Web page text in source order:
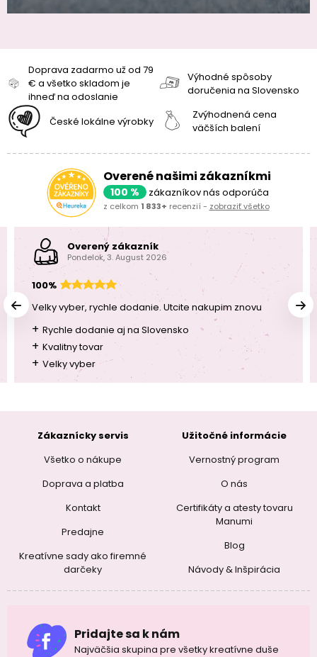
Doprava zadarmo už od 79
€ a všetko skladom je
ihneď na odoslanie
Výhodné spôsoby
doručenia na Slovensko
České lokálne výrobky
Zvýhodnená cena
väčších balení
Overené našimi zákazníkmi
100 % zákazníkov nás odporúča
z celkom 1 833+ recenzií - zobraziť všetko
Overený zákazník
Pondelok, 3. August 2026
100%
Velky vyber, rychle dodanie. Utcite nakupim znovu
+ Rychle dodanie aj na Slovensko
+ Kvalitny tovar
+ Velky vyber
Zákaznícky servis
Všetko o nákupe
Doprava a platba
Kontakt
Predajne
Kreatívne sady ako firemné
darčeky
Užitočné informácie
Vernostný program
O nás
Certifikáty a atesty tovaru
Manumi
Blog
Návody & Inšpirácia
Pridajte sa k nám
Najväčšia skupina pre všetky kreatívne duše